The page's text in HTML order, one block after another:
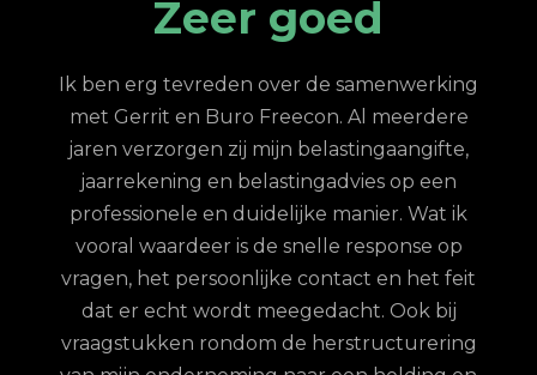
Zeer goed
Ik ben erg tevreden over de samenwerking
met Gerrit en Buro Freecon. Al meerdere
jaren verzorgen zij mijn belastingaangifte,
jaarrekening en belastingadvies op een
professionele en duidelijke manier. Wat ik
vooral waardeer is de snelle response op
vragen, het persoonlijke contact en het feit
dat er echt wordt meegedacht. Ook bij
vraagstukken rondom de herstructurering